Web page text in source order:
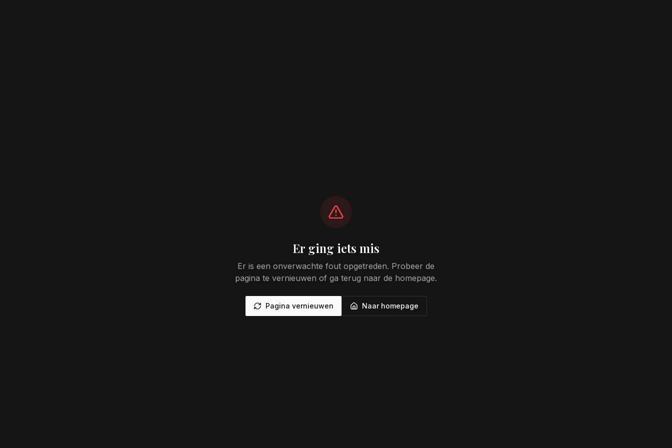
Er ging iets mis
Er is een onverwachte fout opgetreden. Probeer de
pagina te vernieuwen of ga terug naar de homepage.
Pagina vernieuwen Naar homepage